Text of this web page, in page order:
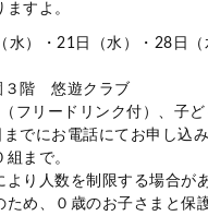
すよ。
水）・21日（水）・28日
階 悠遊クラブ
フリードリンク付）、子ど
でにお電話にてお申し込み
まで。
人数を制限する場合があ
め、０歳のお子さまと保